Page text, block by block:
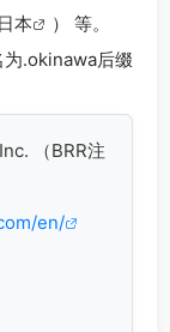
日本
） 等。
.okinawa后缀
（BRR注
en/